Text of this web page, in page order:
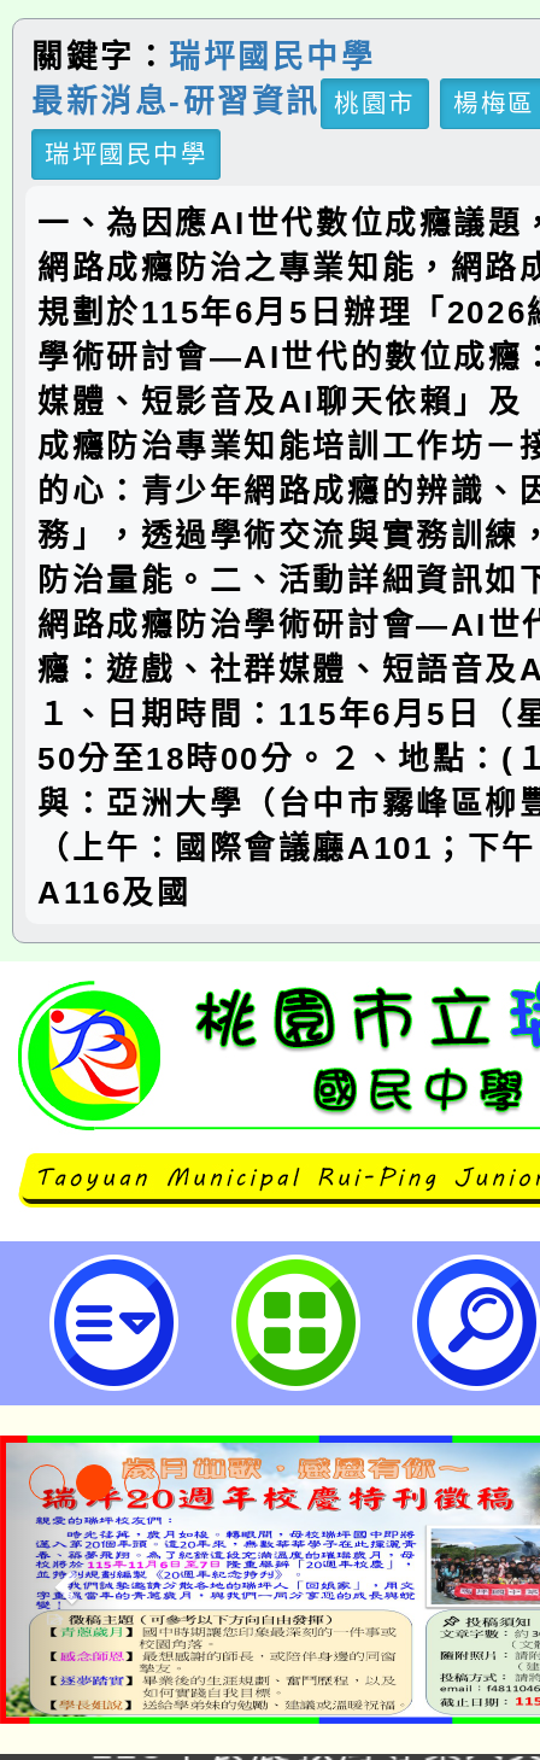
關鍵字： 瑞坪國民中學
最新消息-研習資訊
桃園市
楊梅區
瑞坪國民中學
一、為因應AI世代數位成癮議題
網路成癮防治之專業知能，網路
規劃於115年6月5日辦理「2026
學術研討會—AI世代的數位成癮
媒體、短影音及AI聊天依賴」及
成癮防治專業知能培訓工作坊－
的心：青少年網路成癮的辨識、
務」，透過學術交流與實務訓練
防治量能。二、活動詳細資訊如
網路成癮防治學術研討會—AI世
癮：遊戲、社群媒體、短語音及
１、日期時間：115年6月5日（
50分至18時00分。２、地點：(
與：亞洲大學（台中市霧峰區柳
（上午：國際會議廳A101；下
A116及國
「2026網路成癮防治學術研討會
癮：遊戲、社群媒體、短語音及AI
「2026網路成癮防治專業知能培
『網』的心：網路成癮的辨識、因
桃園市立瑞坪國民中學
淨零綠生活教案入校路
會
115年食農教育專業人